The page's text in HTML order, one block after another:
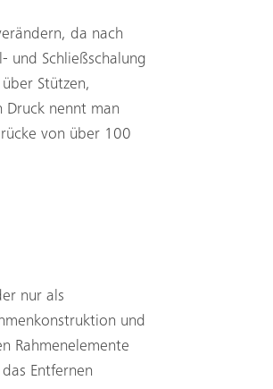
da nach
und Schließschalung
Stützen,
Druck nennt man
von über 100
nur als
und
Rahmenelemente
Entfernen